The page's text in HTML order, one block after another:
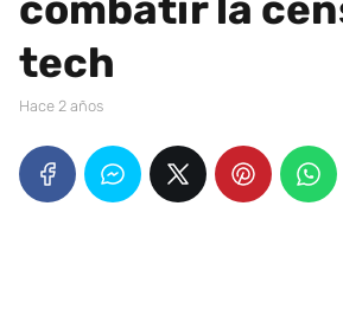
tech
hace 2 años